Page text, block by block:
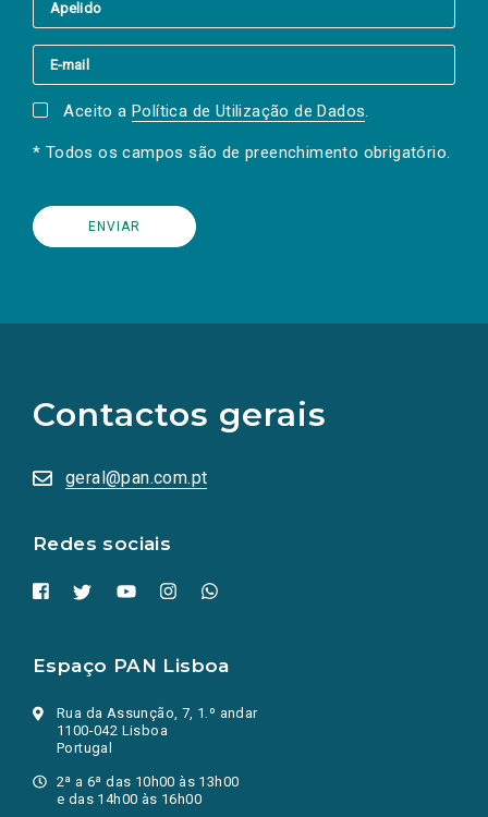
Aceito a Política de Utilização de Dados.
* Todos os campos são de preenchimento obrigatório.
Contactos gerais
geral@pan.com.pt
Redes sociais
redes
sociais
numa
nova
Espaço PAN Lisboa
Rua da Assunção, 7, 1.º andar
1100-042 Lisboa
Portugal
2ª a 6ª das 10h00 às 13h00
e das 14h00 às 16h00